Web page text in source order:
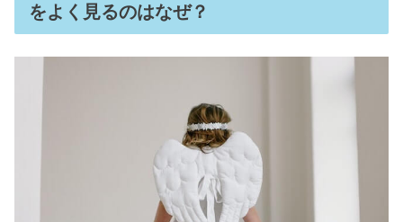
をよく見るのはなぜ？